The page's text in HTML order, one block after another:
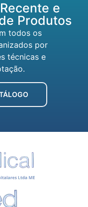
e
Produtos
todos os
por
técnicas e